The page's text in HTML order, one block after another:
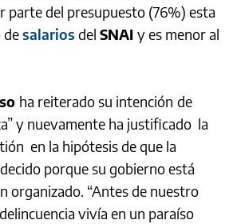
parte del presupuesto (76%) esta
desalarios del SNAI y es menor al
ha reiterado su intención de
y nuevamente ha justificado la
en la hipótesis de que la
porque su gobierno está
organizado. “Antes de nuestro
vivía en un paraíso